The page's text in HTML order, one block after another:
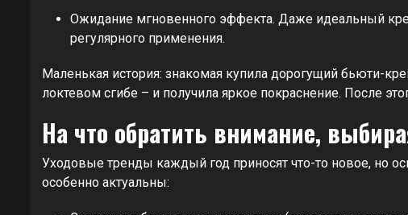
Ожидание мгновенного эффекта. Даже идеальный
регулярного применения.
Маленькая история: знакомая купила дорогущий бьюти-
локтевом сгибе – и получила яркое покраснение. После
На что обратить внимание,
Уходовые тренды каждый год приносят что-то новое, но
особенно актуальны: